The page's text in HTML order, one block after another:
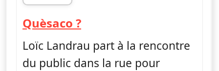
fin 19h05
Quèsaco ?— Quèsaco ?
Loïc Landrau part à la rencontre
du public dans la rue pour